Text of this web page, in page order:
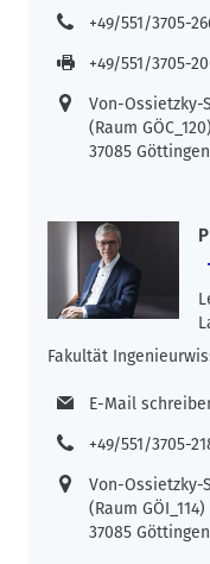
+49/551/3705-
+49/551/3705-
Von-Ossietzky-
(Raum GÖC_120)
37085 Göttingen
Fakultät
E-Mail
+49/551/3705-
Von-Ossietzky-
(Raum GÖI_114)
37085 Göttingen